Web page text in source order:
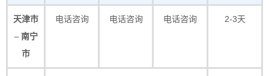
天津市
– 南宁
市
电话咨询 电话咨询 电话咨询 2-3天